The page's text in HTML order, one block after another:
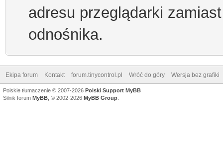
adresu przeglądarki
odnośnika.
Ekipa forum Kontakt forum.tinycontrol.pl Wróć do góry Wersja bez grafiki
Polskie tłumaczenie © 2007-2026 Polski Support MyBB
Silnik forum MyBB , © 2002-2026 MyBB Group